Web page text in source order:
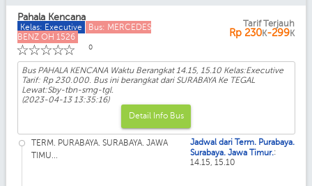
Pahala Kencana
Kelas: Executive
Bus: MERCEDES
BENZ OH 1526
☆
☆
☆
☆
☆ 0
Tarif Terjauh
Rp 230K-299K
Bus PAHALA KENCANA Waktu Berangkat 14.15, 15.10 Kelas:Executive
Tarif: Rp 230.000. Bus ini berangkat dari SURABAYA Ke TEGAL
Lewat:Sby-tbn-smg-tgl.
(2023-04-13 13:35:16)
Detail Info Bus
TERM. PURABAYA. SURABAYA. JAWA
TIMU...
Jadwal dari Term. Purabaya.
Surabaya. Jawa Timur.:
14.15, 15.10